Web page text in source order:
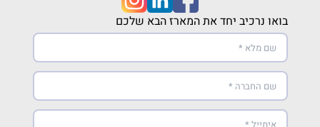
בואו נרכיב יחד את המארז הבא שלכם